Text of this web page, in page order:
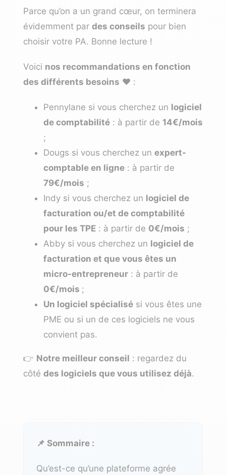
Parce qu’on a un grand cœur, on terminera
évidemment par des conseils pour bien
choisir votre PA. Bonne lecture !
Voici nos recommandations en fonction
des différents besoins ❤️ :
Pennylane si vous cherchez un logiciel
de comptabilité : à partir de 14€/mois
;
Dougs si vous cherchez un expert-
comptable en ligne : à partir de
79€/mois ;
Indy si vous cherchez un logiciel de
facturation ou/et de comptabilité
pour les TPE : à partir de 0€/mois ;
Abby si vous cherchez un logiciel de
facturation et que vous êtes un
micro-entrepreneur : à partir de
0€/mois ;
Un logiciel spécialisé si vous êtes une
PME ou si un de ces logiciels ne vous
convient pas.
👉 Notre meilleur conseil : regardez du
côté des logiciels que vous utilisez déjà.
📌 Sommaire :
Qu’est-ce qu’une plateforme agrée